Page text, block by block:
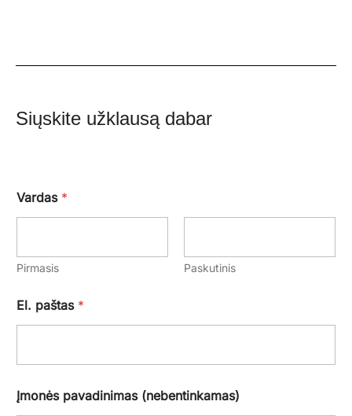
Siųskite užklausą dabar
Vardas *
Pirmasis Paskutinis
El. paštas *
Įmonės pavadinimas (nebentinkamas)